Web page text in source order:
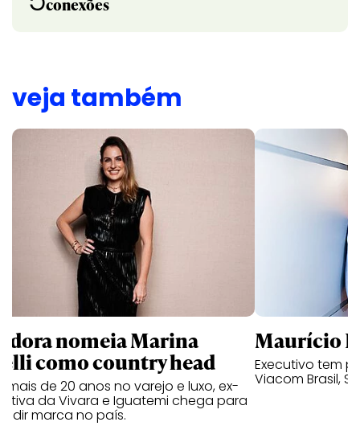
conexões
veja também
nomeia Marina
como country head
mais de 20 anos no varejo e luxo, ex-
da Vivara e Iguatemi chega para
marca no país.
Maurício
Executivo tem
Viacom Brasil,